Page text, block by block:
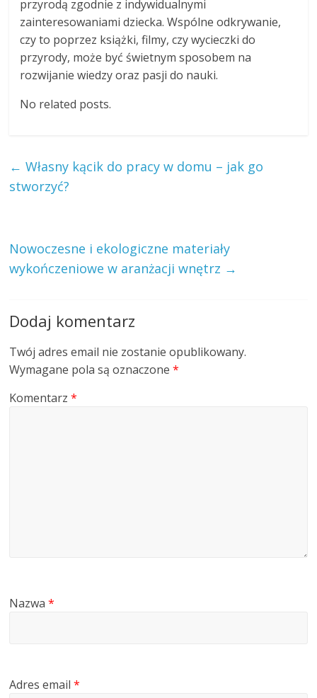
przyrodą zgodnie z indywidualnymi
zainteresowaniami dziecka. Wspólne odkrywanie,
czy to poprzez książki, filmy, czy wycieczki do
przyrody, może być świetnym sposobem na
rozwijanie wiedzy oraz pasji do nauki.
No related posts.
← Własny kącik do pracy w domu – jak go
stworzyć?
Nowoczesne i ekologiczne materiały
wykończeniowe w aranżacji wnętrz →
Dodaj komentarz
Twój adres email nie zostanie opublikowany.
Wymagane pola są oznaczone*
Komentarz*
Nazwa*
Adres email*